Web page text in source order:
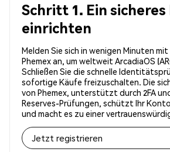
Schritt 1. Ein
einrichten
Melden Sie sich in wenigen Minuten mit
Phemex an, um weltweit ArcadiaOS
Schließen Sie die schnelle
sofortige Käufe freizuschalten. Die
von Phemex, unterstützt durch 2FA
Reserves-Prüfungen, schützt Ihr
und macht es zu einer
Jetzt registrieren